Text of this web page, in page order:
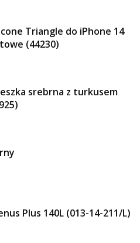
Triangle do iPhone 14
(44230)
srebrna z turkusem
Plus 140L (013-14-211/L)